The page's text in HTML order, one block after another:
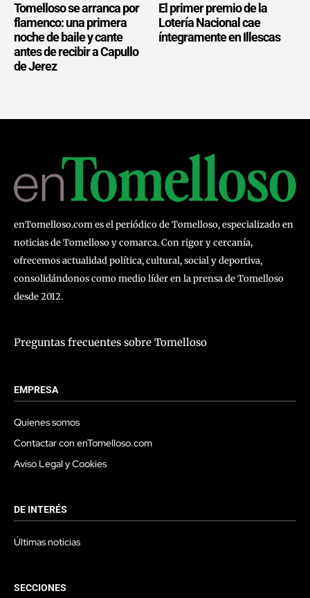
Tomelloso se arranca por
flamenco: una primera
noche de baile y cante
antes de recibir a Capullo
de Jerez
El primer premio de la
Lotería Nacional cae
íntegramente en Illescas
enTomelloso.com es el periódico de Tomelloso, especializado en
noticias de Tomelloso y comarca. Con rigor y cercanía,
ofrecemos actualidad política, cultural, social y deportiva,
consolidándonos como medio líder en la prensa de Tomelloso
desde 2012.
Preguntas frecuentes sobre Tomelloso
EMPRESA
Quienes somos
Contactar con enTomelloso.com
Aviso Legal y Cookies
DE INTERÉS
Últimas noticias
SECCIONES